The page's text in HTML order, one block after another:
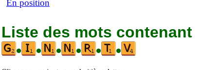
En position
Liste des mots contenant
•
• • • • •